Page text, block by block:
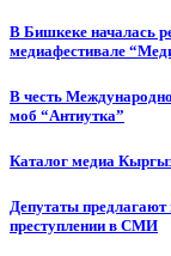
В Бишкеке началась
медиафестивале
В честь
моб “Антиутка”
Каталог медиа
Депутаты предлагают
преступлении в СМИ